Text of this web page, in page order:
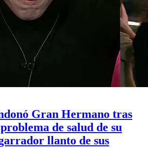
Gran Hermano tras
de salud de su
llanto de sus